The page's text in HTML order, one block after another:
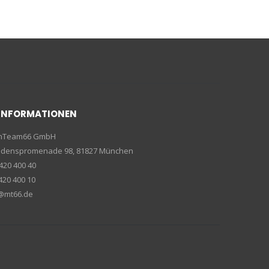
GmbH
98, 81827 München
400 40
400 10